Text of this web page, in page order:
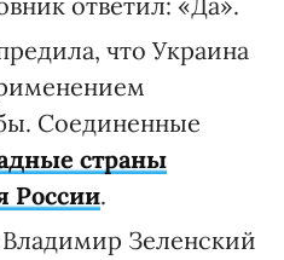
что Украина
Соединенные
страны
России.
Зеленский